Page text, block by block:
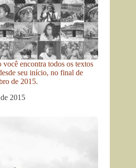
encontra todos os textos
seu início, no final de
de 2015.
2015